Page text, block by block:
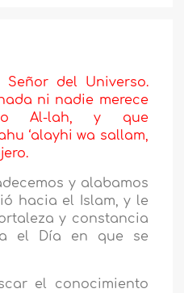
Señor del Universo.
ni nadie merece
Al-lah, y que
‘alayhi wa sallam,
y alabamos
hacia el Islam, y le
y constancia
el Día en que se
el conocimiento